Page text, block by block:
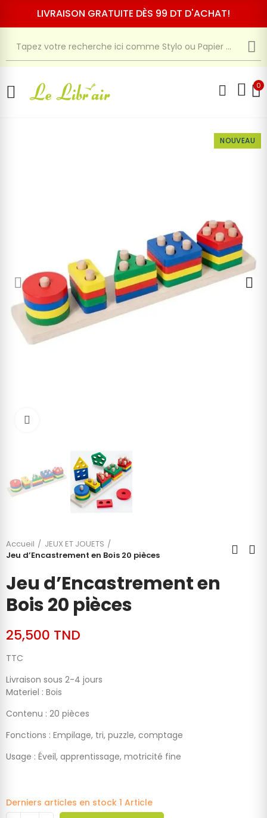
LIVRAISON GRATUITE DÈS 99 DT D'ACHAT!
0
NOUVEAU
Accueil
JEUX ET JOUETS
Jeu d’Encastrement en Bois 20 pièces
Jeu d’Encastrement en
Bois 20 pièces
25,500 TND
TTC
Livraison sous 2-4 jours
Materiel : Bois
Contenu : 20 pièces
Fonctions : Empilage, tri, puzzle, comptage
Usage : Éveil, apprentissage, motricité fine
Derniers articles en stock 1 Article